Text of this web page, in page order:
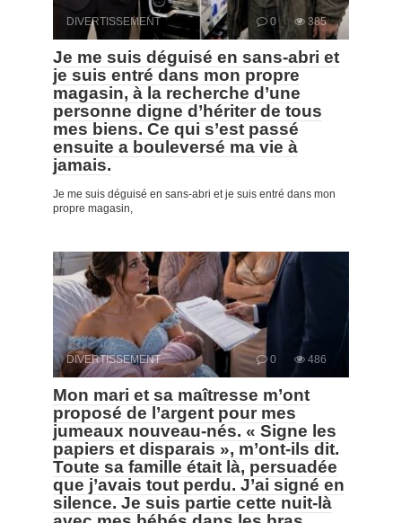
DIVERTISSEMENT 0 385
Je me suis déguisé en sans-abri et
je suis entré dans mon propre
magasin, à la recherche d’une
personne digne d’hériter de tous
mes biens. Ce qui s’est passé
ensuite a bouleversé ma vie à
jamais.
Je me suis déguisé en sans-abri et je suis entré dans mon
propre magasin,
DIVERTISSEMENT 0 486
Mon mari et sa maîtresse m’ont
proposé de l’argent pour mes
jumeaux nouveau-nés. « Signe les
papiers et disparais », m’ont-ils dit.
Toute sa famille était là, persuadée
que j’avais tout perdu. J’ai signé en
silence. Je suis partie cette nuit-là